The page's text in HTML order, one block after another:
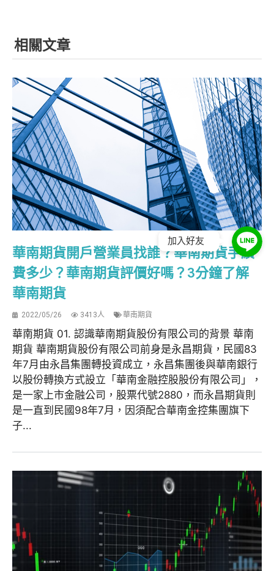
相關文章
華南期貨開戶營業員找誰？華南期貨手續
費多少？華南期貨評價好嗎？3分鐘了解
華南期貨
2022/05/26 3413人 華南期貨
華南期貨 01. 認識華南期貨股份有限公司的背景 華南
期貨 華南期貨股份有限公司前身是永昌期貨，民國83
年7月由永昌集團轉投資成立，永昌集團後與華南銀行
以股份轉換方式設立「華南金融控股股份有限公司」，
是一家上市金融公司，股票代號2880，而永昌期貨則
是一直到民國98年7月，因須配合華南金控集團旗下
子...
加入好友